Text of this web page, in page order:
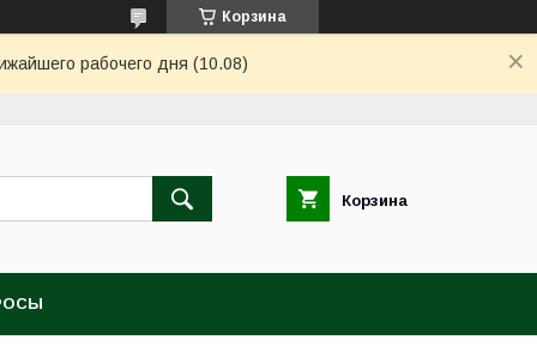
Корзина
рабочего дня (10.08)
Корзина